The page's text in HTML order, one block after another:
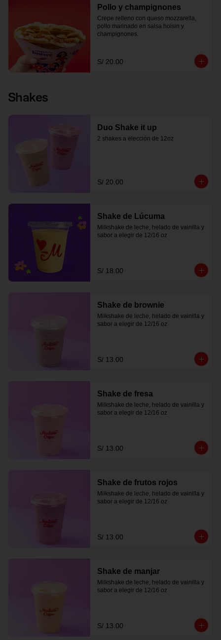
Pollo y champignones
Crepe relleno con queso mozzarella,
pollo marinado en salsa hoisin y
champignones.
S/ 20.00
Shakes
Duo Shake it up
2 shakes a elección de 12oz
S/ 20.00
Shake de Lúcuma
Milkshake de leche, helado de vainilla y
sabor a elegir de 12/16 oz
S/ 18.00
Shake de brownie
Milkshake de leche, helado de vainilla y
sabor a elegir de 12/16 oz
S/ 13.00
Shake de fresa
Milkshake de leche, helado de vainilla y
sabor a elegir de 12/16 oz
S/ 13.00
Shake de frutos rojos
Milkshake de leche, helado de vainilla y
sabor a elegir de 12/16 oz
S/ 13.00
Shake de manjar
Milkshake de leche, helado de vainilla y
sabor a elegir de 12/16 oz
S/ 13.00